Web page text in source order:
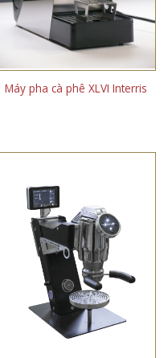
Máy pha cà phê XLVI Interris